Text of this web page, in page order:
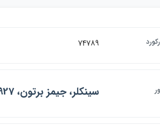
74789
سينكلر، جيمز برتون، 1927-